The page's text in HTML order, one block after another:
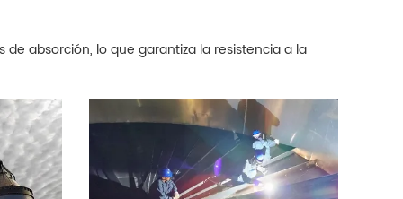
absorción, lo que garantiza la resistencia a la